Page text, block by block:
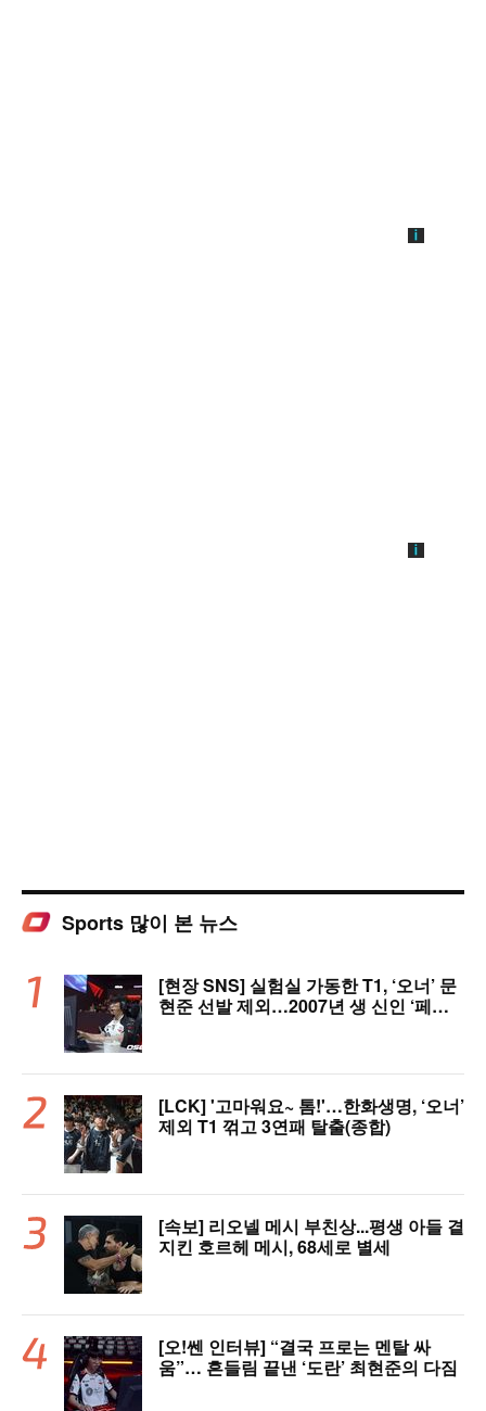
Sports 많이 본 뉴스
[현장 SNS] 실험실 가동한 T1, ‘오너’ 문
현준 선발 제외…2007년 생 신인 ‘페인
[LCK] '고마워요~ 톰!'…한화생명, ‘오너’
제외 T1 꺾고 3연패 탈출(종합)
[속보] 리오넬 메시 부친상...평생 아들 곁
지킨 호르헤 메시, 68세로 별세
[오!쎈 인터뷰] “결국 프로는 멘탈 싸
움”… 흔들림 끝낸 ‘도란’ 최현준의 다짐